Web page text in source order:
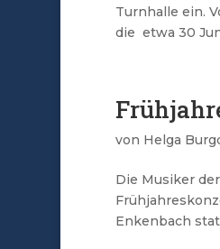
Turnhalle ein.
die etwa 30
von Helga
Die Musiker
Enkenbach